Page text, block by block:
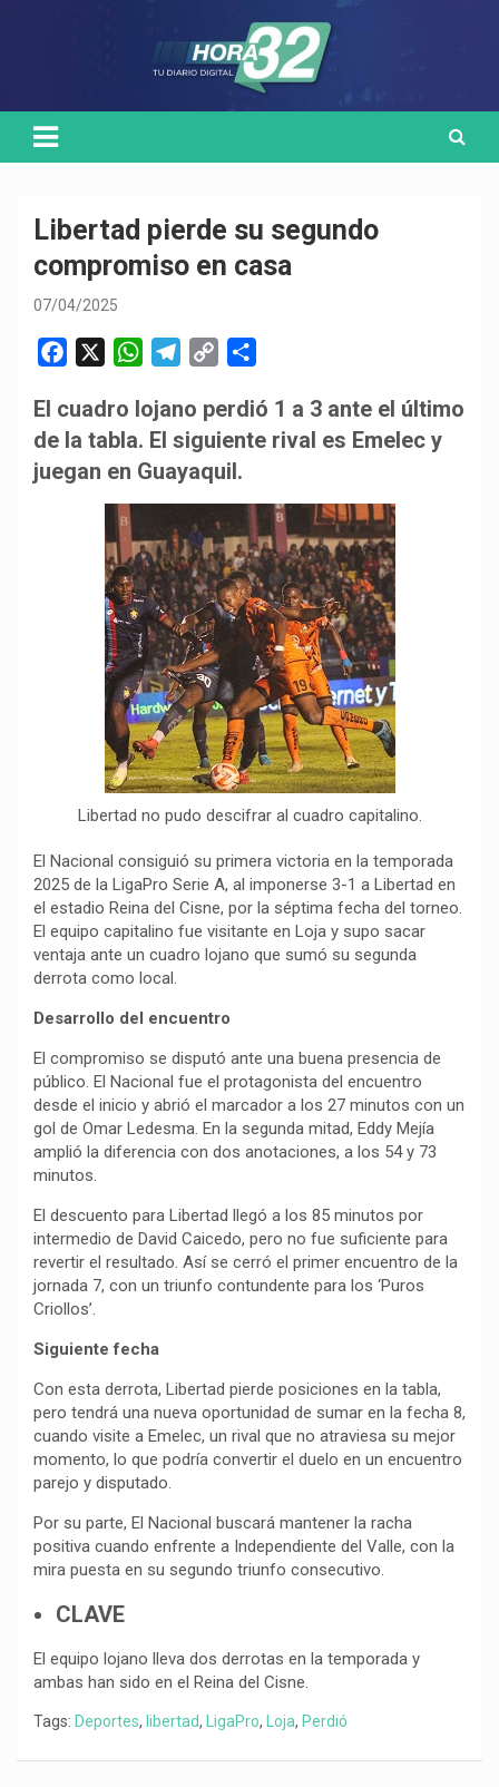
Libertad pierde su segundo
compromiso en casa
07/04/2025
c
e
b
W
a
s
p
l
e
g
m
p
y
L
n
k
m
p
t
i
r
El cuadro lojano perdió 1 a 3 ante el último
de la tabla. El siguiente rival es Emelec y
juegan en Guayaquil.
Libertad no pudo descifrar al cuadro capitalino.
El Nacional consiguió su primera victoria en la temporada
2025 de la LigaPro Serie A, al imponerse 3-1 a Libertad en
el estadio Reina del Cisne, por la séptima fecha del torneo.
El equipo capitalino fue visitante en Loja y supo sacar
ventaja ante un cuadro lojano que sumó su segunda
derrota como local.
Desarrollo del encuentro
El compromiso se disputó ante una buena presencia de
público. El Nacional fue el protagonista del encuentro
desde el inicio y abrió el marcador a los 27 minutos con un
gol de Omar Ledesma. En la segunda mitad, Eddy Mejía
amplió la diferencia con dos anotaciones, a los 54 y 73
minutos.
El descuento para Libertad llegó a los 85 minutos por
intermedio de David Caicedo, pero no fue suficiente para
revertir el resultado. Así se cerró el primer encuentro de la
jornada 7, con un triunfo contundente para los ‘Puros
Criollos’.
Siguiente fecha
Con esta derrota, Libertad pierde posiciones en la tabla,
pero tendrá una nueva oportunidad de sumar en la fecha 8,
cuando visite a Emelec, un rival que no atraviesa su mejor
momento, lo que podría convertir el duelo en un encuentro
parejo y disputado.
Por su parte, El Nacional buscará mantener la racha
positiva cuando enfrente a Independiente del Valle, con la
mira puesta en su segundo triunfo consecutivo.
CLAVE
El equipo lojano lleva dos derrotas en la temporada y
ambas han sido en el Reina del Cisne.
Tags: Deportes, libertad, LigaPro, Loja, Perdió